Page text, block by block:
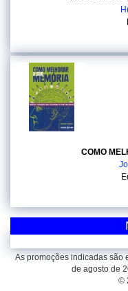
COMO
As promoções indicadas são
de agosto de
©